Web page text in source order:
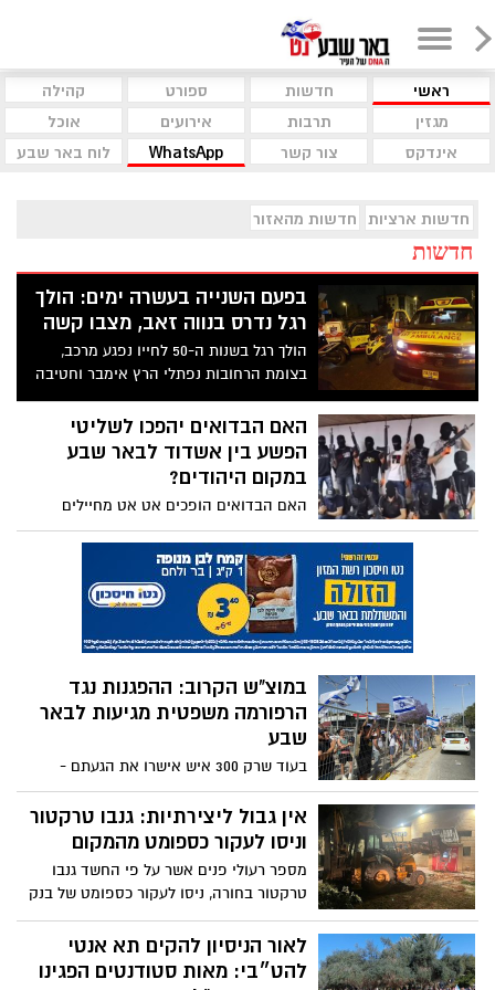
ראשי חדשות ספורט
קהילה
מגזין
תרבות אירועים
אוכל
אינדקס
צור קשר WhatsApp לוח באר שבע
חדשות ארציות חדשות מהאזור
חדשות
בפעם השנייה בעשרה ימים: הולך
רגל נדרס בנווה זאב, מצבו קשה
הולך רגל בשנות ה-50 לחייו נפגע מרכב,
בצומת הרחובות נפתלי הרץ אימבר וחטיבה
שמונה בנווה זאב ומצבו מוגדר קשה. רק לפני
עשרה ימים תושבת השכונה נדרסה באותו
הרחוב ונפצעה באורח בינוני
האם הבדואים יהפכו לשליטי
הפשע בין אשדוד לבאר שבע
במקום היהודים?
האם הבדואים הופכים אט אט מחיילים
ומחסלים עבור ארגוני פשע יהודיים לארגון
פשע עצמאי, חזק, גדול , אכזרי שלא רואה
בעיניים ומתכנן בעצמו להשתלט על אזור
אשדוד עד באר שבע? ההערכה היא
שהבדואים עצמם רוצים למלא את החלל
שהותיר אחריו בני שלמה, ואת העובדה
בדרום. הם מבינים את כוחם ולא ירחק היום
שהערבים והיהודים הם אלו שיעבדו עבורם
ולא להפך
במוצ"ש הקרוב: ההפגנות נגד
הרפורמה משפטית מגיעות לבאר
שבע
בעוד שרק 300 איש אישרו את הגעתם -
פעילים חברתיים בבאר שבע מתכננים ביום
שבת הקרוב להתייצב ברחבת המשכן ולהפגין
כנגד הרפורמה המשפטית של יריב לוין:
אין גבול ליצירתיות: גנבו טרקטור
וניסו לעקור כספומט מהמקום
מספר רעולי פנים אשר על פי החשד גנבו
טרקטור בחורה, ניסו לעקור כספומט של בנק
הפועלים ממקומו. הם נמלטו מהזירה, וכעת
נפתחה חקירה
לאור הניסיון להקים תא אנטי
להט״בי: מאות סטודנטים הפגינו